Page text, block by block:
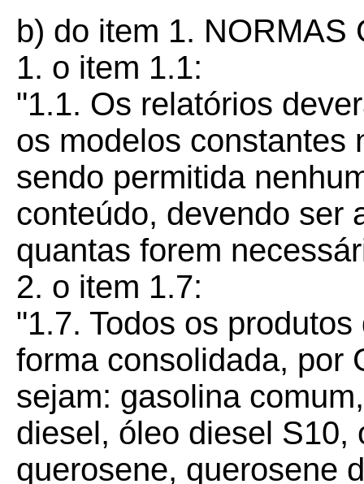
b) do item 1. NORMAS
1. o item 1.1:
"1.1. Os relatórios
os modelos constantes
sendo permitida
conteúdo, devendo ser
quantas forem
2. o item 1.7:
"1.7. Todos os
forma consolidada, por
sejam: gasolina
diesel, óleo diesel S10,
querosene, querosene